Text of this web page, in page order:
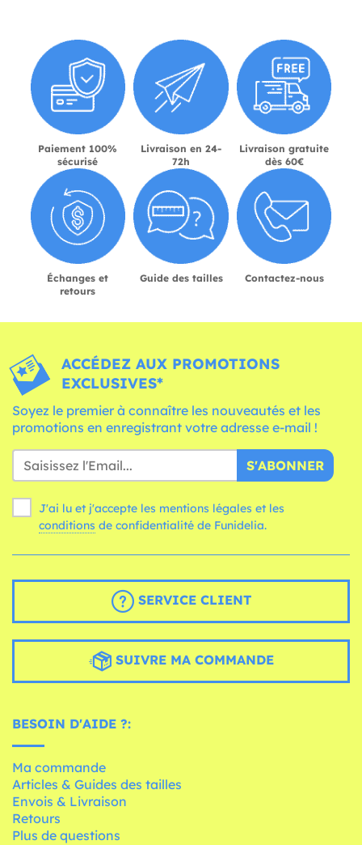
Paiement 100%
sécurisé
Livraison en 24-
72h
Livraison gratuite
dès 60€
Échanges et
retours
Guide des tailles Contactez-nous
ACCÉDEZ AUX PROMOTIONS
EXCLUSIVES*
Soyez le premier à connaître les nouveautés et les
promotions en enregistrant votre adresse e-mail !
S'ABONNER
J'ai lu et j'accepte les mentions légales et les
conditions de confidentialité de Funidelia.
SERVICE CLIENT
SUIVRE MA COMMANDE
BESOIN D'AIDE ?:
Ma commande
Articles & Guides des tailles
Envois & Livraison
Retours
Plus de questions